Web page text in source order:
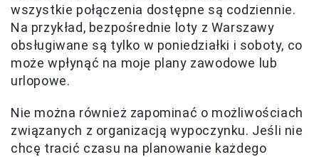
wszystkie połączenia dostępne są codziennie.
Na przykład, bezpośrednie loty z Warszawy
obsługiwane są tylko w poniedziałki i soboty, co
może wpłynąć na moje plany zawodowe lub
urlopowe.
Nie można również zapominać o możliwościach
związanych z organizacją wypoczynku. Jeśli nie
chcę tracić czasu na planowanie każdego